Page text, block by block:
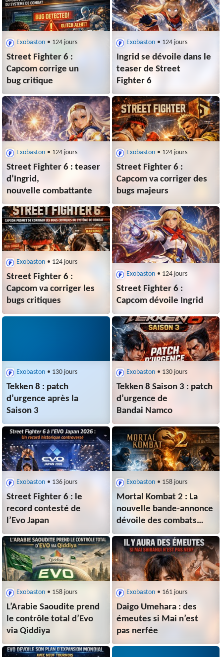
Exobaston • 124 jours
Street Fighter 6 :
Capcom corrige un
bug critique
Exobaston • 124 jours
Ingrid se dévoile dans le
teaser de Street
Fighter 6
Exobaston • 124 jours
Street Fighter 6 : teaser
d’Ingrid,
nouvelle combattante
Exobaston • 124 jours
Street Fighter 6 :
Capcom va corriger des
bugs majeurs
Exobaston • 124 jours
Street Fighter 6 :
Capcom va corriger les
bugs critiques
Exobaston • 124 jours
Street Fighter 6 :
Capcom dévoile Ingrid
Exobaston • 130 jours
Tekken 8 : patch
d’urgence après la
Saison 3
Exobaston • 130 jours
Tekken 8 Saison 3 : patch
d’urgence de
Bandai Namco
Exobaston • 136 jours
Street Fighter 6 : le
record contesté de
l’Evo Japan
Exobaston • 158 jours
Mortal Kombat 2 : La
nouvelle bande-annonce
dévoile des combats
épiques et le retour de
Johnny Cage
Exobaston • 158 jours
L’Arabie Saoudite prend
le contrôle total d’Evo
via Qiddiya
Exobaston • 161 jours
Daigo Umehara : des
émeutes si Mai n’est
pas nerfée